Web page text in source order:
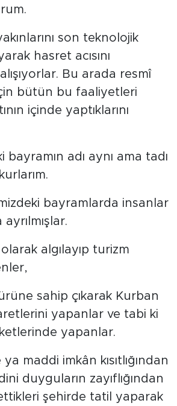
son teknolojik
hasret acısını
Bu arada resmî
bütün bu faaliyetleri
içinde yaptıklarını
adı aynı ama tadı
bayramlarda insanlar
algılayıp turizm
sahip çıkarak Kurban
yapanlar ve tabi ki
yapanlar.
maddi imkân kısıtlığından
duyguların zayıflığından
şehirde tatil yaparak